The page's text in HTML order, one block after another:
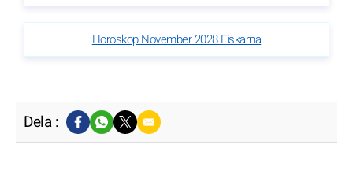
Horoskop November 2028 Fiskarna
Dela :